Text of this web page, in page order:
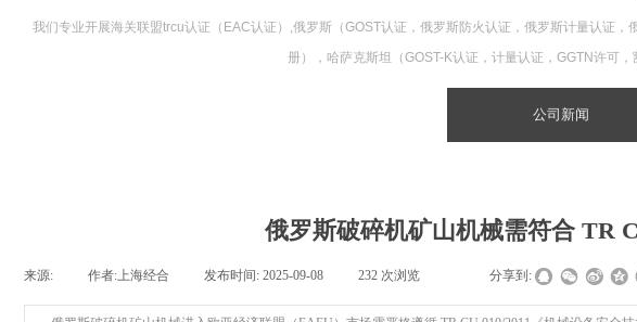
我们专业开展海关联盟trcu认证（EAC认证）,俄罗斯（GOST认证，俄罗斯防火认证，俄罗斯计量认证
册），哈萨克斯坦（GOST-K认证，计量认证，GGTN许可
公司新闻
俄罗斯破碎机矿山机械需符合 TR
来源: 作者:上海经合 发布时间: 2025-09-08 232 次浏览 分享到: